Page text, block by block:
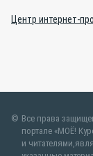
Центр интернет-
Все права
портале «МОЁ!
и